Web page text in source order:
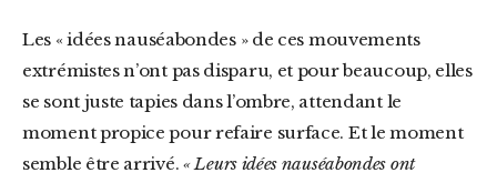
Les « idées nauséabondes » de ces mouvements
extrémistes n’ont pas disparu, et pour beaucoup, elles
se sont juste tapies dans l’ombre, attendant le
moment propice pour refaire surface. Et le moment
semble être arrivé. « Leurs idées nauséabondes ont